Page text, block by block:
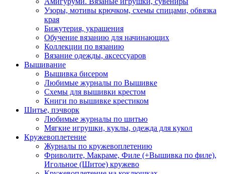
Узоры, мотивы крючком, схемы спицами, обвязка
края
Бижутерия, украшения
Обучение вязанию для начинающих
Коллекции по вязанию
Вязание одежды, аксессуаров
Вышивание
Вышивка бисером
Любимые журналы по Вышивке
Схемы для вышивки крестом
Книги по вышивке крестиком
Шитье, пэчворк
Любимые журналы по шитью
Мягкие игрушки, куклы, одежда для кукол
Кружевоплетение
Журналы по кружевоплетению
Фриволите, Макраме, Филе (+Вышивка по филе),
Игольное (Шитое) кружево